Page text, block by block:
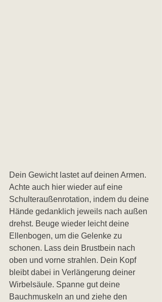
Dein Gewicht lastet auf deinen Armen.
Achte auch hier wieder auf eine
Schulteraußenrotation, indem du deine
Hände gedanklich jeweils nach außen
drehst. Beuge wieder leicht deine
Ellenbogen, um die Gelenke zu
schonen. Lass dein Brustbein nach
oben und vorne strahlen. Dein Kopf
bleibt dabei in Verlängerung deiner
Wirbelsäule. Spanne gut deine
Bauchmuskeln an und ziehe den